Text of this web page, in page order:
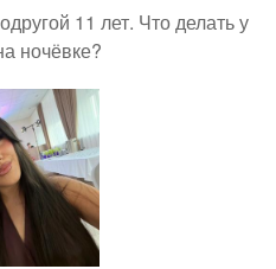
11 лет. Что делать у
ночёвке?